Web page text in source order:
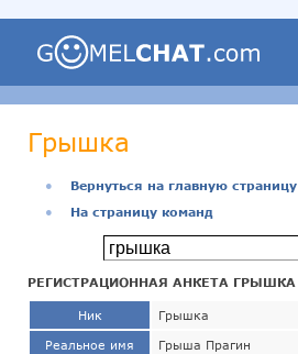
Грышка
●
Вернуться на главную страницу
●
На страницу команд
РЕГИСТРАЦИОННАЯ АНКЕТА ГРЫШКА
Ник Грышка
Реальное имя Грыша Прагин